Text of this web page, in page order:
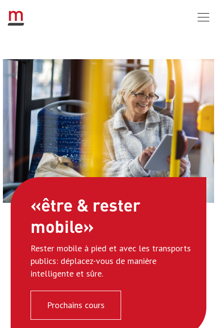
«être & rester
mobile»
Rester mobile à pied et avec les transports
publics: déplacez-vous de manière
intelligente et sûre.
Prochains cours